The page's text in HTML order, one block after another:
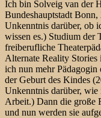
Ich bin Solveig van der
Bundeshauptstadt
Unkenntnis darüber, ob
wissen es.) Studium der
freiberufliche
Alternate Reality
ich nun mehr
der Geburt des Kindes
Unkenntnis darüber,
Arbeit.) Dann die große
und nun werden sie